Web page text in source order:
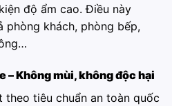
độ ẩm cao. Điều này
phòng khách, phòng bếp,
– Không mùi, không độc hại
theo tiêu chuẩn an toàn quốc